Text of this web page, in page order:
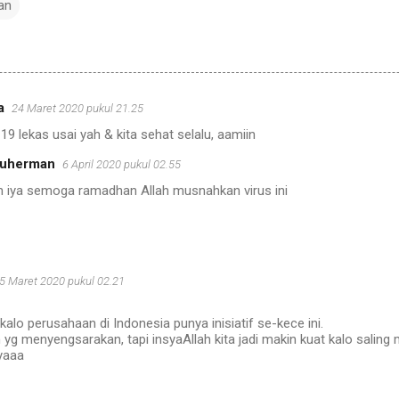
24 Maret 2020 pukul 21.25
lekas usai yah & kita sehat selalu, aamiin
6 April 2020 pukul 02.55
iya semoga ramadhan Allah musnahkan virus ini
Maret 2020 pukul 02.21
perusahaan di Indonesia punya inisiatif se-kece ini.
yg menyengsarakan, tapi insyaAllah kita jadi makin kuat kalo saling